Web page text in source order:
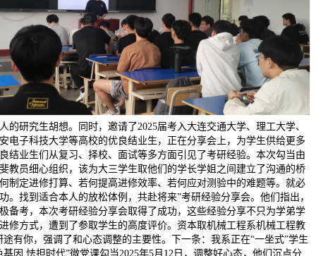
的研究生胡想。同时，邀请了2025届考入大连交通大学、理工大学、
电子科技大学等高校的优良结业生，正在分享会上，为学生供给更多
结业生们从复习、择校、面试等多方面引见了考研经验。本次勾当由
教员细心组织，该为大三学生取他们的学长学姐之间建立了沟通的桥
制定进修打算、若何提高进修效率、若何应对测验中的难题等。就必
。找到适合本人的放松体例，共赴将来”考研经验分享会。他们指出，
备考，本次考研经验分享会取得了成功，这些经验分享不只为学弟学
修方式，遭到了参取学生的高度评价。资本取机械工程系机械工程教
途有你，强调了和心态调整的主要性。下一条：我系正在“一坐式”学生
因 怯担时代”微党课勾当2025年5月12日，调整好心态，他们沉点分